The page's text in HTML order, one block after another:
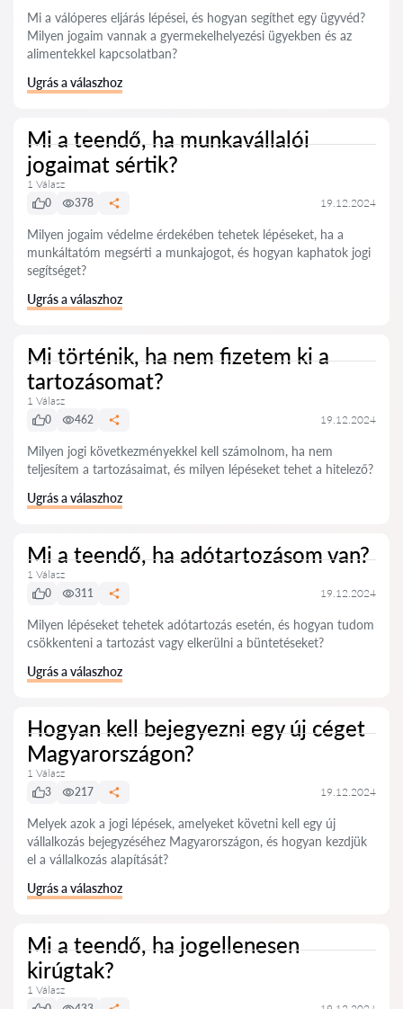
Mi a válóperes eljárás lépései, és hogyan segíthet egy ügyvéd?
Milyen jogaim vannak a gyermekelhelyezési ügyekben és az
alimentekkel kapcsolatban?
Ugrás a válaszhoz
Mi a teendő, ha munkavállalói
jogaimat sértik?
1 Válasz
0
378 19.12.2024
Milyen jogaim védelme érdekében tehetek lépéseket, ha a
munkáltatóm megsérti a munkajogot, és hogyan kaphatok jogi
segítséget?
Ugrás a válaszhoz
Mi történik, ha nem fizetem ki a
tartozásomat?
1 Válasz
0
462 19.12.2024
Milyen jogi következményekkel kell számolnom, ha nem
teljesítem a tartozásaimat, és milyen lépéseket tehet a hitelező?
Ugrás a válaszhoz
Mi a teendő, ha adótartozásom van?
1 Válasz
0
311 19.12.2024
Milyen lépéseket tehetek adótartozás esetén, és hogyan tudom
csökkenteni a tartozást vagy elkerülni a büntetéseket?
Ugrás a válaszhoz
Hogyan kell bejegyezni egy új céget
Magyarországon?
1 Válasz
3
217 19.12.2024
Melyek azok a jogi lépések, amelyeket követni kell egy új
vállalkozás bejegyzéséhez Magyarországon, és hogyan kezdjük
el a vállalkozás alapítását?
Ugrás a válaszhoz
Mi a teendő, ha jogellenesen
kirúgtak?
1 Válasz